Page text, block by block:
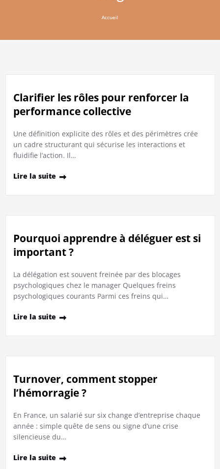
Accueil
Clarifier les rôles pour renforcer la
performance collective
Une définition explicite des rôles et des périmètres crée
un cadre structurant qui sécurise les interactions et
fluidifie l’action. Il…
Lire la suite
Pourquoi apprendre à déléguer est si
important ?
La délégation est souvent freinée par des blocages
psychologiques chez le manager Quelques freins
psychologiques courants Parmi ces freins qui…
Lire la suite
Turnover, comment stopper
l’hémorragie ?
En France, un salarié sur six change d’entreprise chaque
année : simple quête de sens ou signe d’une crise
silencieuse du…
Lire la suite